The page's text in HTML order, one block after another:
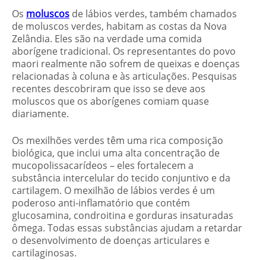
Os moluscos de lábios verdes, também chamados
de moluscos verdes, habitam as costas da Nova
Zelândia. Eles são na verdade uma comida
aborígene tradicional. Os representantes do povo
maori realmente não sofrem de queixas e doenças
relacionadas à coluna e às articulações. Pesquisas
recentes descobriram que isso se deve aos
moluscos que os aborígenes comiam quase
diariamente.
Os mexilhões verdes têm uma rica composição
biológica, que inclui uma alta concentração de
mucopolissacarídeos – eles fortalecem a
substância intercelular do tecido conjuntivo e da
cartilagem. O mexilhão de lábios verdes é um
poderoso anti-inflamatório que contém
glucosamina, condroitina e gorduras insaturadas
ômega. Todas essas substâncias ajudam a retardar
o desenvolvimento de doenças articulares e
cartilaginosas.